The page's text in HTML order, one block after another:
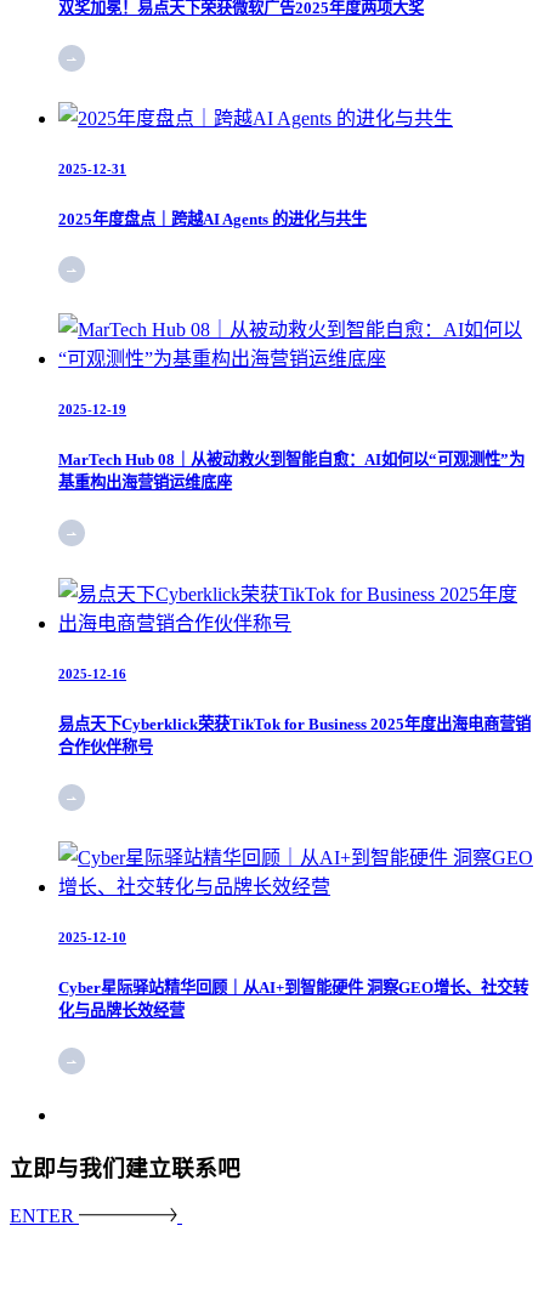
双奖加冕！易点天下荣获微软广告2025年度两项大奖
2025-12-31
2025年度盘点｜跨越AI Agents 的进化与共生
2025-12-19
MarTech Hub 08｜从被动救火到智能自愈：AI如何以“可观测性”为
基重构出海营销运维底座
2025-12-16
易点天下Cyberklick荣获TikTok for Business 2025年度出海电商营销
合作伙伴称号
2025-12-10
Cyber星际驿站精华回顾｜从AI+到智能硬件 洞察GEO增长、社交转
化与品牌长效经营
立即与我们建立联系吧
ENTER